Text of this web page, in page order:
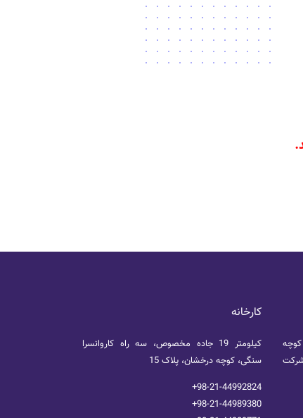
شرکت
کارخانه
کیلومتر 19 جاده مخصوص، سه راه کاروانسرا
سنگی، کوچه درخشان، پلاک 15
+98-21-44992824
+98-21-44989380